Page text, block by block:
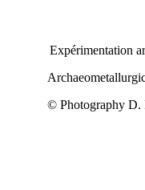
Expérimentation
© Photography D.